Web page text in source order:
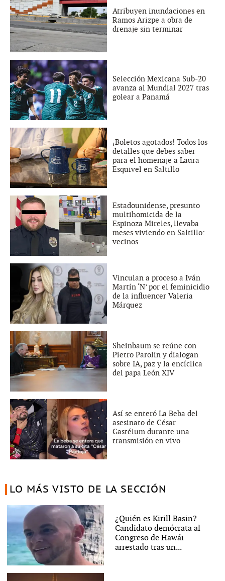
Atribuyen inundaciones en
Ramos Arizpe a obra de
drenaje sin terminar
Selección Mexicana Sub-20
avanza al Mundial 2027 tras
golear a Panamá
¡Boletos agotados! Todos los
detalles que debes saber
para el homenaje a Laura
Esquivel en Saltillo
Estadounidense, presunto
multihomicida de la
Espinoza Mireles, llevaba
meses viviendo en Saltillo:
vecinos
Vinculan a proceso a Iván
Martín ‘N’ por el feminicidio
de la influencer Valeria
Márquez
Sheinbaum se reúne con
Pietro Parolin y dialogan
sobre IA, paz y la encíclica
del papa León XIV
Así se enteró La Beba del
asesinato de César
Gastélum durante una
transmisión en vivo
LO MÁS VISTO DE LA SECCIÓN
¿Quién es Kirill Basin?
Candidato demócrata al
Congreso de Hawái
arrestado tras un...